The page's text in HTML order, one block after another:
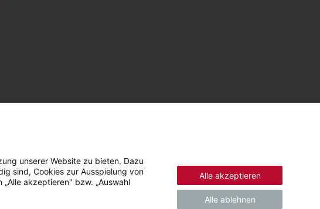
unserer Website zu bieten. Dazu
sind, Cookies zur Ausspielung von
akzeptieren" bzw. „Auswahl
Alle akzeptieren
Alle ablehnen